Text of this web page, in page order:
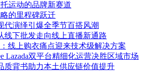
运动的品牌新赛道
的里程碑跃迁
代演绎引爆全季节百搭风潮
线下批发走向线上直播新通路
线上购衣痛点迎来技术级解决方案
Lazada双平台精细化运营决胜区域市场
质背书助力本土供应链价值提升